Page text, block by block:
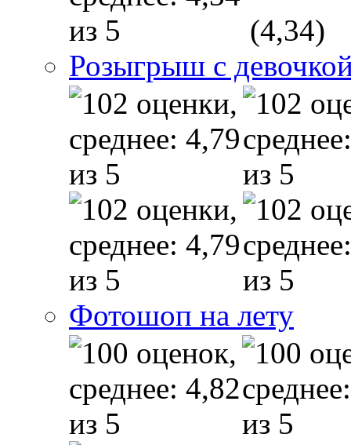
(4,34)
Розыгрыш с
Фотошоп на лету